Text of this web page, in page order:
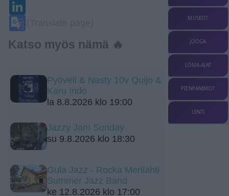
Katso myös nämä 🔥
Pyöveli & Nasty 10v Quijo &
Karu Indo
la 8.8.2026 klo 19:00
Jazzy Jam Sunday
su 9.8.2026 klo 18:30
Gula Jazz - Rocka Merilahti
Summer Jazz Band
ke 12.8.2026 klo 17:00
MUSEOT
JOOGA
LOMA-AJAT
PIENPANIMOT
UINTI